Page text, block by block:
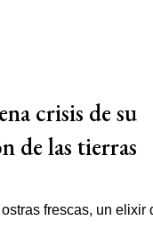
crisis de su
de las tierras